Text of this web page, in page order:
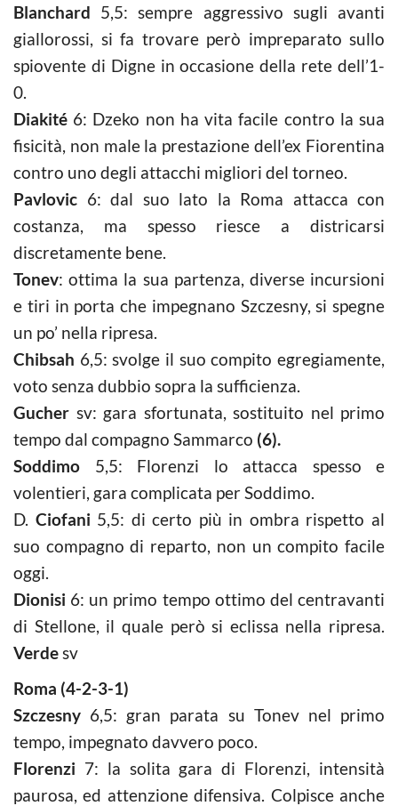
Blanchard 5,5: sempre aggressivo sugli avanti
giallorossi, si fa trovare però impreparato sullo
spiovente di Digne in occasione della rete dell’1-
0.
Diakité 6: Dzeko non ha vita facile contro la sua
fisicità, non male la prestazione dell’ex Fiorentina
contro uno degli attacchi migliori del torneo.
Pavlovic 6: dal suo lato la Roma attacca con
costanza, ma spesso riesce a districarsi
discretamente bene.
Tonev: ottima la sua partenza, diverse incursioni
e tiri in porta che impegnano Szczesny, si spegne
un po’ nella ripresa.
Chibsah 6,5: svolge il suo compito egregiamente,
voto senza dubbio sopra la sufficienza.
Gucher sv: gara sfortunata, sostituito nel primo
tempo dal compagno Sammarco (6).
Soddimo 5,5: Florenzi lo attacca spesso e
volentieri, gara complicata per Soddimo.
D. Ciofani 5,5: di certo più in ombra rispetto al
suo compagno di reparto, non un compito facile
oggi.
Dionisi 6: un primo tempo ottimo del centravanti
di Stellone, il quale però si eclissa nella ripresa.
Verdesv
Roma (4-2-3-1)
Szczesny 6,5: gran parata su Tonev nel primo
tempo, impegnato davvero poco.
Florenzi 7: la solita gara di Florenzi, intensità
paurosa, ed attenzione difensiva. Colpisce anche